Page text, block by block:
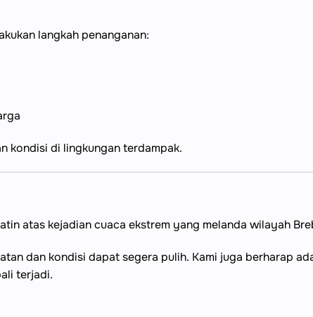
langkah penanganan:
kondisi di lingkungan terdampak.
atas kejadian cuaca ekstrem yang melanda wilayah
dan kondisi dapat segera pulih. Kami juga berharap
terjadi.